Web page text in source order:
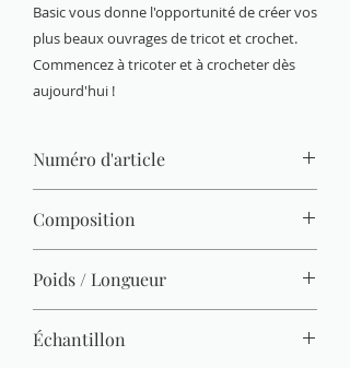
Basic vous donne l'opportunité de créer vos
plus beaux ouvrages de tricot et crochet.
Commencez à tricoter et à crocheter dès
aujourd'hui !
Numéro d'article
Composition
Poids / Longueur
Échantillon